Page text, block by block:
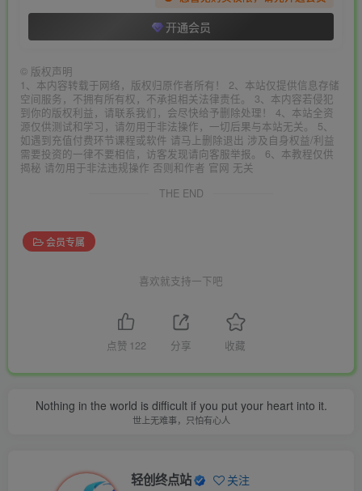
开通会员
© 版权声明
1、本内容转载于网络，版权归原作者所有！ 2、本站仅提供信息存储
空间服务，不拥有所有权，不承担相关法律责任。 3、本内容若侵犯
到你的版权利益，请联系我们，会尽快给予删除处理！ 4、本站全资
源仅供测试和学习，请勿用于非法操作，一切后果与本站无关。 5、
如遇到充值付费环节课程或软件 请马上删除退出 涉及自身权益/利益
需要投资的一律不要相信，访客发现请向客服举报。 6、本教程仅供
揭秘 请勿用于非法违规操作 否则和作者 官网 无关
THE END
会员专属
喜欢就支持一下吧
点赞 122 分享 收藏
Nothing in the world is difficult if you put your heart into it.
世上无难事，只怕有心人
轻创终点站 关注